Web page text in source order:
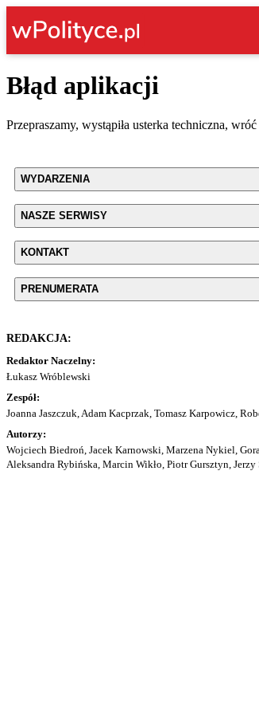
Błąd aplikacji
Przepraszamy, wystąpiła usterka techniczna,
WYDARZENIA
NASZE SERWISY
KONTAKT
PRENUMERATA
REDAKCJA:
Redaktor Naczelny:
Łukasz Wróblewski
Zespół:
Joanna Jaszczuk, Adam Kacprzak, Tomasz Karpowicz,
Autorzy:
Wojciech Biedroń, Jacek Karnowski, Marzena Nykiel,
Aleksandra Rybińska, Marcin Wikło, Piotr Gursztyn, Jerzy